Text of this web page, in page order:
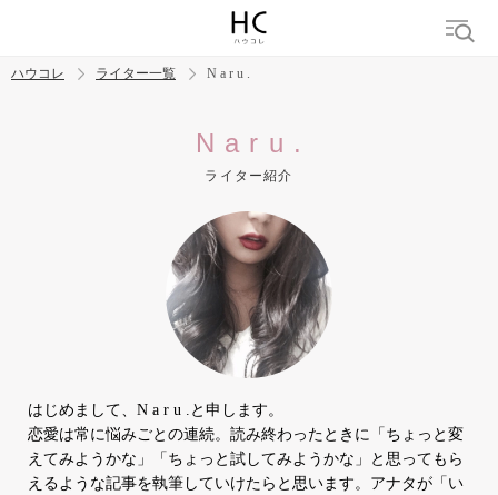
カップル 男の本音
ハウコレ ライター一覧 N a r u .
N a r u .
ライター紹介
はじめまして、N a r u .と申します。
恋愛は常に悩みごとの連続。読み終わったときに「ちょっと変
えてみようかな」「ちょっと試してみようかな」と思ってもら
えるような記事を執筆していけたらと思います。アナタが「い